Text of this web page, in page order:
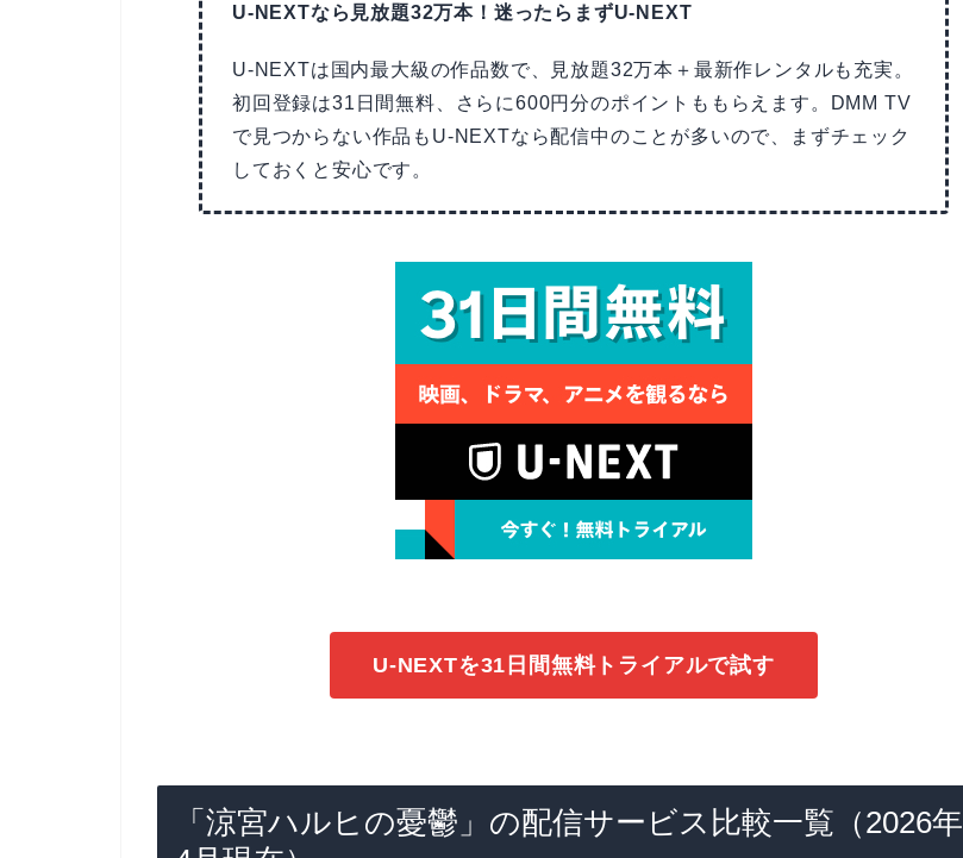
U-NEXTなら見放題32万本！迷ったらまずU-NEXT
U-NEXTは国内最大級の作品数で、見放題32万本＋最新作レンタルも充実。
初回登録は31日間無料、さらに600円分のポイントももらえます。DMM TV
で見つからない作品もU-NEXTなら配信中のことが多いので、まずチェック
しておくと安心です。
U-NEXTを31日間無料トライアルで試す
「涼宮ハルヒの憂鬱」の配信サービス比較一覧（2026年